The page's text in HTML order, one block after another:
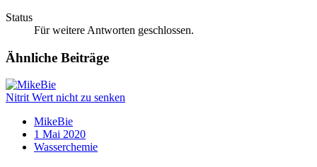
Status
Für weitere Antworten geschlossen.
Ähnliche Beiträge
Nitrit Wert nicht zu senken
MikeBie
1 Mai 2020
Wasserchemie